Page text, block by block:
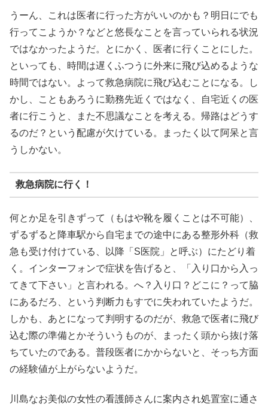
うーん、これは医者に行った方がいいのかも？明日にでも
行ってこようか？などと悠長なことを言っていられる状況
ではなかったようだ。とにかく、医者に行くことにした。
といっても、時間は遅くふつうに外来に飛び込めるような
時間ではない。よって救急病院に飛び込むことになる。し
かし、こともあろうに勤務先近くではなく、自宅近くの医
者に行こうと、また不思議なことを考える。帰路はどうす
るのだ？という配慮が欠けている。まったく以て阿呆と言
うしかない。
救急病院に行く！
何とか足を引きずって（もはや靴を履くことは不可能）、
ずるずると降車駅から自宅までの途中にある整形外科（救
急も受け付けている、以降「S医院」と呼ぶ）にたどり着
く。インターフォンで症状を告げると、「入り口から入っ
てきて下さい」と言われる。へ？入り口？どこに？って脇
にあるだろ、という判断力もすでに失われていたようだ。
しかも、あとになって判明するのだが、救急で医者に飛び
込む際の準備とかそういうものが、まったく頭から抜け落
ちていたのである。普段医者にかからないと、そっち方面
の経験値が上がらないようだ。
川島なお美似の女性の看護師さんに案内され処置室に通さ